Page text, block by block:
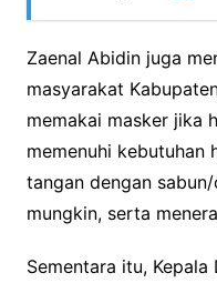
Zaenal Abidin juga
masyarakat
memakai masker jika
memenuhi kebutuhan
tangan dengan
mungkin, serta
Sementara itu, Kepala